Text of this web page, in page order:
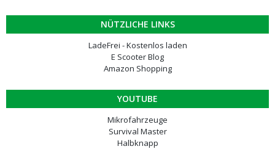
NÜTZLICHE LINKS
LadeFrei - Kostenlos laden
E Scooter Blog
Amazon Shopping
YOUTUBE
Mikrofahrzeuge
Survival Master
Halbknapp